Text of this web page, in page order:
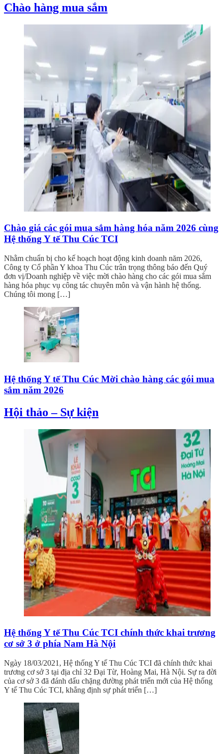
Chào hàng mua sắm
Chào giá các gói mua sắm hàng hóa năm 2026 cùng
Hệ thống Y tế Thu Cúc TCI
Nhằm chuẩn bị cho kế hoạch hoạt động kinh doanh năm 2026,
Công ty Cổ phần Y khoa Thu Cúc trân trọng thông báo đến Quý
đơn vị/Doanh nghiệp về việc mời chào hàng cho các gói mua sắm
hàng hóa phục vụ công tác chuyên môn và vận hành hệ thống.
Chúng tôi mong […]
Hệ thống Y tế Thu Cúc Mời chào hàng các gói mua
sắm năm 2026
Hội thảo – Sự kiện
Hệ thống Y tế Thu Cúc TCI chính thức khai trương
cơ sở 3 ở phía Nam Hà Nội
Ngày 18/03/2021, Hệ thống Y tế Thu Cúc TCI đã chính thức khai
trương cơ sở 3 tại địa chỉ 32 Đại Từ, Hoàng Mai, Hà Nội. Sự ra đời
của cơ sở 3 đã đánh dấu chặng đường phát triển mới của Hệ thống
Y tế Thu Cúc TCI, khẳng định sự phát triển […]